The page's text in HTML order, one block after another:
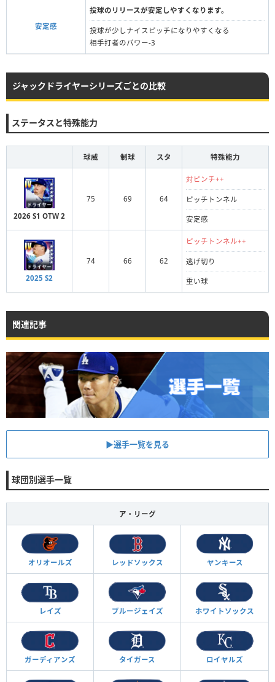
安定感
投球のリリースが安定しやすくなります。
投球が少しナイスピッチになりやすくなる
相手打者のパワー-3
ジャックドライヤーシリーズごとの比較
ステータスと特殊能力
球威 制球 スタ 特殊能力
2026 S1 OTW 2
75 69 64
対ピンチ++
ピッチトンネル
安定感
2025 S2
74 66 62
ピッチトンネル++
逃げ切り
重い球
関連記事
▶︎選手一覧を見る
球団別選手一覧
ア・リーグ
オリオールズ レッドソックス ヤンキース
レイズ ブルージェイズ ホワイトソックス
ガーディアンズ タイガース ロイヤルズ